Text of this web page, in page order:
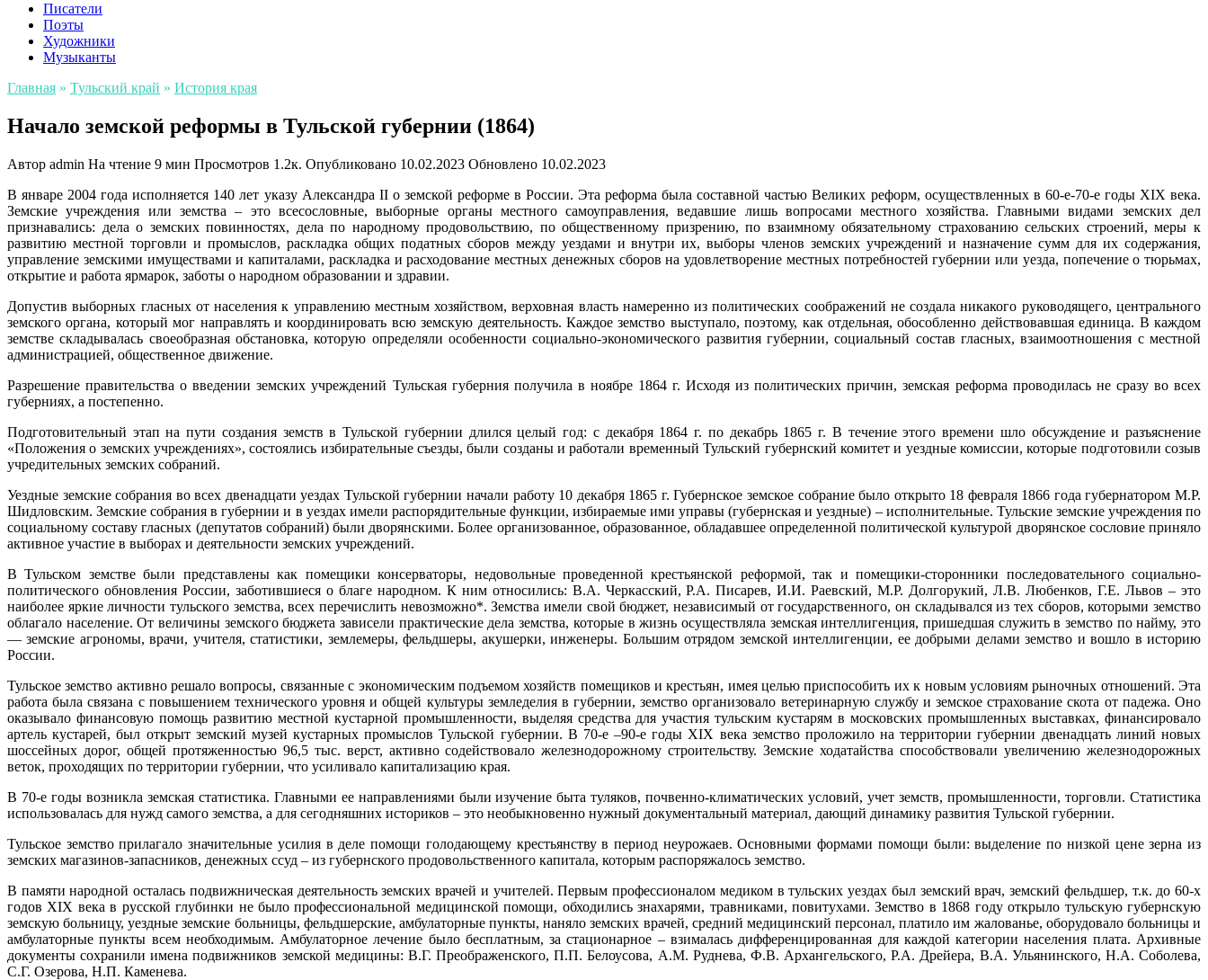
Писатели
Поэты
Художники
Музыканты
Главная » Тульский край » История края
Начало земской реформы в Тульской губернии (1864)
Автор admin На чтение 9 мин Просмотров 1.2к. Опубликовано 10.02.2023 Обновлено 10.02.2023
В январе 2004 года исполняется 140 лет указу Александра II о земской реформе в России. Эта реформа была составной частью Великих реформ, осуществленных в 60-е-70-е годы XIX века.
Земские учреждения или земства – это всесословные, выборные органы местного самоуправления, ведавшие лишь вопросами местного хозяйства. Главными видами земских дел
признавались: дела о земских повинностях, дела по народному продовольствию, по общественному призрению, по взаимному обязательному страхованию сельских строений, меры к
развитию местной торговли и промыслов, раскладка общих податных сборов между уездами и внутри их, выборы членов земских учреждений и назначение сумм для их содержания,
управление земскими имуществами и капиталами, раскладка и расходование местных денежных сборов на удовлетворение местных потребностей губернии или уезда, попечение о тюрьмах,
открытие и работа ярмарок, заботы о народном образовании и здравии.
Допустив выборных гласных от населения к управлению местным хозяйством, верховная власть намеренно из политических соображений не создала никакого руководящего, центрального
земского органа, который мог направлять и координировать всю земскую деятельность. Каждое земство выступало, поэтому, как отдельная, обособленно действовавшая единица. В каждом
земстве складывалась своеобразная обстановка, которую определяли особенности социально-экономического развития губернии, социальный состав гласных, взаимоотношения с местной
администрацией, общественное движение.
Разрешение правительства о введении земских учреждений Тульская губерния получила в ноябре 1864 г. Исходя из политических причин, земская реформа проводилась не сразу во всех
губерниях, а постепенно.
Подготовительный этап на пути создания земств в Тульской губернии длился целый год: с декабря 1864 г. по декабрь 1865 г. В течение этого времени шло обсуждение и разъяснение
«Положения о земских учреждениях», состоялись избирательные съезды, были созданы и работали временный Тульский губернский комитет и уездные комиссии, которые подготовили созыв
учредительных земских собраний.
Уездные земские собрания во всех двенадцати уездах Тульской губернии начали работу 10 декабря 1865 г. Губернское земское собрание было открыто 18 февраля 1866 года губернатором М.Р.
Шидловским. Земские собрания в губернии и в уездах имели распорядительные функции, избираемые ими управы (губернская и уездные) – исполнительные. Тульские земские учреждения по
социальному составу гласных (депутатов собраний) были дворянскими. Более организованное, образованное, обладавшее определенной политической культурой дворянское сословие приняло
активное участие в выборах и деятельности земских учреждений.
В Тульском земстве были представлены как помещики консерваторы, недовольные проведенной крестьянской реформой, так и помещики-сторонники последовательного социально-
политического обновления России, заботившиеся о благе народном. К ним относились: В.А. Черкасский, Р.А. Писарев, И.И. Раевский, М.Р. Долгорукий, Л.В. Любенков, Г.Е. Львов – это
наиболее яркие личности тульского земства, всех перечислить невозможно*. Земства имели свой бюджет, независимый от государственного, он складывался из тех сборов, которыми земство
облагало население. От величины земского бюджета зависели практические дела земства, которые в жизнь осуществляла земская интеллигенция, пришедшая служить в земство по найму, это
— земские агрономы, врачи, учителя, статистики, землемеры, фельдшеры, акушерки, инженеры. Большим отрядом земской интеллигенции, ее добрыми делами земство и вошло в историю
России.
Тульское земство активно решало вопросы, связанные с экономическим подъемом хозяйств помещиков и крестьян, имея целью приспособить их к новым условиям рыночных отношений. Эта
работа была связана с повышением технического уровня и общей культуры земледелия в губернии, земство организовало ветеринарную службу и земское страхование скота от падежа. Оно
оказывало финансовую помощь развитию местной кустарной промышленности, выделяя средства для участия тульским кустарям в московских промышленных выставках, финансировало
артель кустарей, был открыт земский музей кустарных промыслов Тульской губернии. В 70-е –90-е годы XIX века земство проложило на территории губернии двенадцать линий новых
шоссейных дорог, общей протяженностью 96,5 тыс. верст, активно содействовало железнодорожному строительству. Земские ходатайства способствовали увеличению железнодорожных
веток, проходящих по территории губернии, что усиливало капитализацию края.
В 70-е годы возникла земская статистика. Главными ее направлениями были изучение быта туляков, почвенно-климатических условий, учет земств, промышленности, торговли. Статистика
использовалась для нужд самого земства, а для сегодняшних историков – это необыкновенно нужный документальный материал, дающий динамику развития Тульской губернии.
Тульское земство прилагало значительные усилия в деле помощи голодающему крестьянству в период неурожаев. Основными формами помощи были: выделение по низкой цене зерна из
земских магазинов-запасников, денежных ссуд – из губернского продовольственного капитала, которым распоряжалось земство.
В памяти народной осталась подвижническая деятельность земских врачей и учителей. Первым профессионалом медиком в тульских уездах был земский врач, земский фельдшер, т.к. до 60-х
годов XIX века в русской глубинки не было профессиональной медицинской помощи, обходились знахарями, травниками, повитухами. Земство в 1868 году открыло тульскую губернскую
земскую больницу, уездные земские больницы, фельдшерские, амбулаторные пункты, наняло земских врачей, средний медицинский персонал, платило им жалованье, оборудовало больницы и
амбулаторные пункты всем необходимым. Амбулаторное лечение было бесплатным, за стационарное – взималась дифференцированная для каждой категории населения плата. Архивные
документы сохранили имена подвижников земской медицины: В.Г. Преображенского, П.П. Белоусова, А.М. Руднева, Ф.В. Архангельского, Р.А. Дрейера, В.А. Ульянинского, Н.А. Соболева,
С.Г. Озерова, Н.П. Каменева.